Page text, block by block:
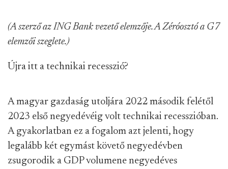
(A szerző az ING Bank vezető elemzője. A Zéróosztó a G7
elemzői szeglete.)
Újra itt a technikai recesszió?
A magyar gazdaság utoljára 2022 második felétől
2023 első negyedévéig volt technikai recesszióban.
A gyakorlatban ez a fogalom azt jelenti, hogy
legalább két egymást követő negyedévben
zsugorodik a GDP volumene negyedéves